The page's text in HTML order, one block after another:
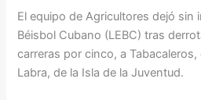
El equipo de Agricultores dejó sin
Béisbol Cubano (LEBC) tras
carreras por cinco, a
Labra, de la Isla de la Juventud.